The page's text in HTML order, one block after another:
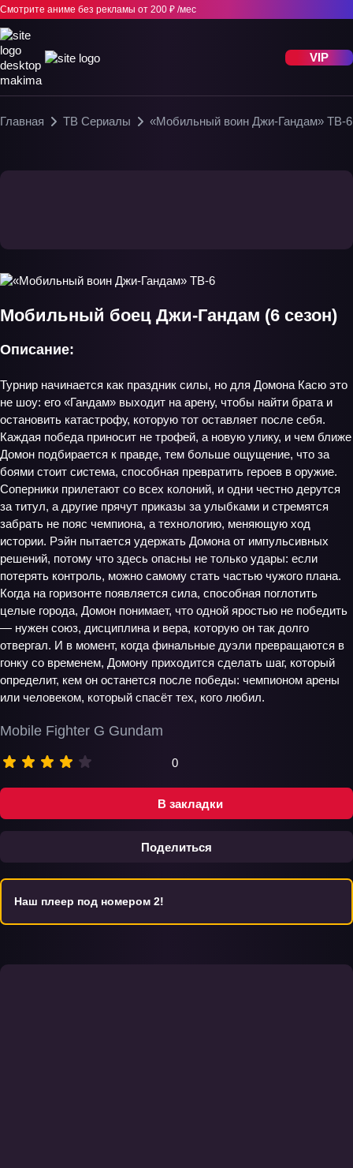
Смотрите аниме без рекламы от 200 ₽ /мес
VIP
Главная ТВ Сериалы «Мобильный воин Джи-Гандам» ТВ-6
В закладки
Поделиться
Мобильный боец Джи-Гандам (6 сезон)
Mobile Fighter G Gundam
0
Описание:
Турнир начинается как праздник силы, но для Домона Касю это
не шоу: его «Гандам» выходит на арену, чтобы найти брата и
остановить катастрофу, которую тот оставляет после себя.
Каждая победа приносит не трофей, а новую улику, и чем ближе
Домон подбирается к правде, тем больше ощущение, что за
боями стоит система, способная превратить героев в оружие.
Соперники прилетают со всех колоний, и одни честно дерутся
за титул, а другие прячут приказы за улыбками и стремятся
забрать не пояс чемпиона, а технологию, меняющую ход
истории. Рэйн пытается удержать Домона от импульсивных
решений, потому что здесь опасны не только удары: если
потерять контроль, можно самому стать частью чужого плана.
Когда на горизонте появляется сила, способная поглотить
целые города, Домон понимает, что одной яростью не победить
— нужен союз, дисциплина и вера, которую он так долго
отвергал. И в момент, когда финальные дуэли превращаются в
гонку со временем, Домону приходится сделать шаг, который
определит, кем он останется после победы: чемпионом арены
или человеком, который спасёт тех, кого любил.
Наш плеер под номером 2!